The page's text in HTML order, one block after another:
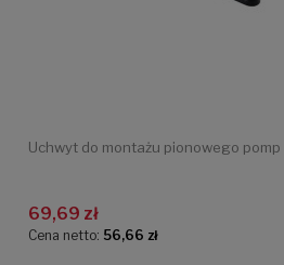
Uchwyt do montażu pionowego pomp
69,69 zł
Cena netto: 56,66 zł